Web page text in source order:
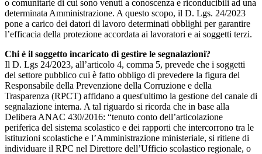
o comunitarie di cui sono venuti a conoscenza e riconducibili ad una
determinata Amministrazione. A questo scopo, il D. Lgs. 24/2023
pone a carico dei datori di lavoro determinati obblighi per garantire
l’efficacia della protezione accordata ai lavoratori e ai soggetti terzi.
Chi è il soggetto incaricato di gestire le segnalazioni?
Il D. Lgs 24/2023, all’articolo 4, comma 5, prevede che i soggetti
del settore pubblico cui è fatto obbligo di prevedere la figura del
Responsabile della Prevenzione della Corruzione e della
Trasparenza (RPCT) affidano a quest'ultimo la gestione del canale di
segnalazione interna. A tal riguardo si ricorda che in base alla
Delibera ANAC 430/2016: “tenuto conto dell’articolazione
periferica del sistema scolastico e dei rapporti che intercorrono tra le
istituzioni scolastiche e l’Amministrazione ministeriale, si ritiene di
individuare il RPC nel Direttore dell’Ufficio scolastico regionale, o